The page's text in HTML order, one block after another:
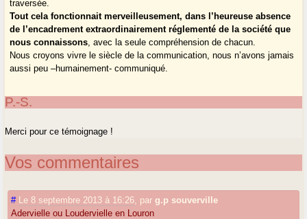
traversée.
Tout cela fonctionnait merveilleusement, dans l’heureuse absence
de l’encadrement extraordinairement réglementé de la société que
nous connaissons, avec la seule compréhension de chacun.
Nous croyons vivre le siècle de la communication, nous n’avons jamais
aussi peu –humainement- communiqué.
P.-S.
Merci pour ce témoignage !
Vos commentaires
# Le 8 septembre 2013 à 16:26 parg.p souverville
Adervielle ou Loudervielle en Louron